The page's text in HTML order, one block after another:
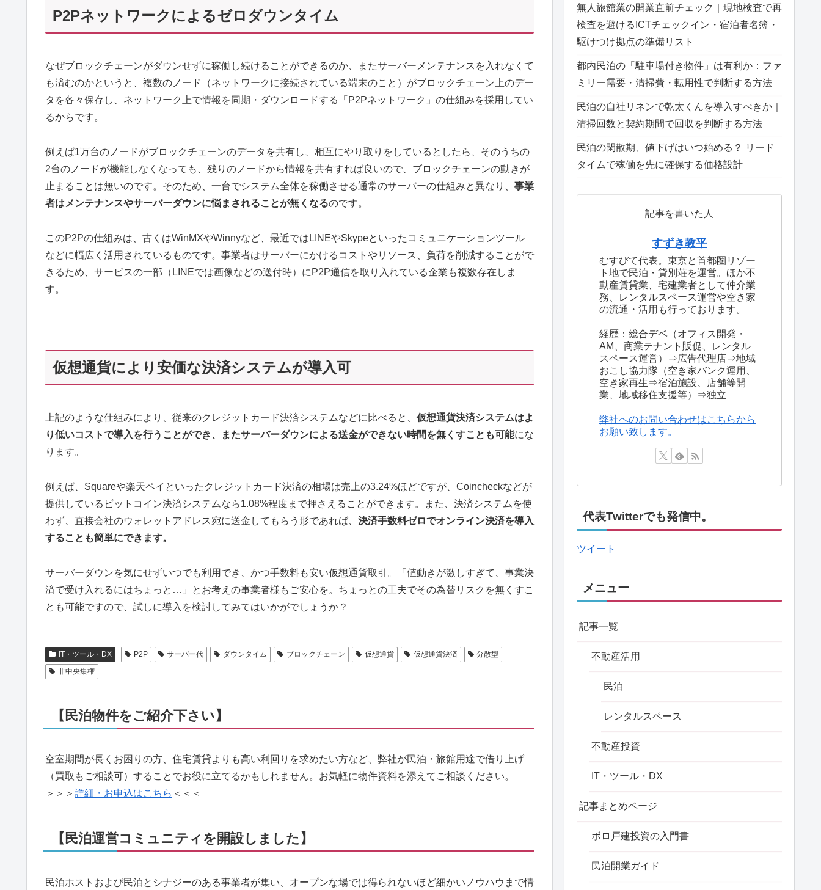
P2Pネットワークによるゼロダウンタイム
なぜブロックチェーンがダウンせずに稼働し続けることができるのか、またサーバーメンテナンスを入れなくて
も済むのかというと、複数のノード（ネットワークに接続されている端末のこと）がブロックチェーン上のデー
タを各々保存し、ネットワーク上で情報を同期・ダウンロードする「P2Pネットワーク」の仕組みを採用してい
るからです。
例えば1万台のノードがブロックチェーンのデータを共有し、相互にやり取りをしているとしたら、そのうちの
2台のノードが機能しなくなっても、残りのノードから情報を共有すれば良いので、ブロックチェーンの動きが
止まることは無いのです。そのため、一台でシステム全体を稼働させる通常のサーバーの仕組みと異なり、 事業
者はメンテナンスやサーバーダウンに悩まされることが無くなるのです。
このP2Pの仕組みは、古くはWinMXやWinnyなど、最近ではLINEやSkypeといったコミュニケーションツール
などに幅広く活用されているものです。事業者はサーバーにかけるコストやリソース、負荷を削減することがで
きるため、サービスの一部（LINEでは画像などの送付時）にP2P通信を取り入れている企業も複数存在しま
す。
仮想通貨により安価な決済システムが導入可
上記のような仕組みにより、従来のクレジットカード決済システムなどに比べると、 仮想通貨決済システムはよ
り低いコストで導入を行うことができ、またサーバーダウンによる送金ができない時間を無くすことも可能にな
ります。
例えば、Squareや楽天ペイといったクレジットカード決済の相場は売上の3.24%ほどですが、Coincheckなどが
提供しているビットコイン決済システムなら1.08%程度まで押さえることができます。また、決済システムを使
わず、直接会社のウォレットアドレス宛に送金してもらう形であれば、 決済手数料ゼロでオンライン決済を導入
することも簡単にできます。
サーバーダウンを気にせずいつでも利用でき、かつ手数料も安い仮想通貨取引。「値動きが激しすぎて、事業決
済で受け入れるにはちょっと…」とお考えの事業者様もご安心を。ちょっとの工夫でその為替リスクを無くすこ
とも可能ですので、試しに導入を検討してみてはいかがでしょうか？
IT・ツール・DX P2P サーバー代 ダウンタイム ブロックチェーン 仮想通貨 仮想通貨決済
分散型
非中央集権
【民泊物件をご紹介下さい】
空室期間が長くお困りの方、住宅賃貸よりも高い利回りを求めたい方など、弊社が民泊・旅館用途で借り上げ
（買取もご相談可）することでお役に立てるかもしれません。お気軽に物件資料を添えてご相談ください。
＞＞＞ 詳細・お申込はこちら ＜＜＜
【民泊運営コミュニティを開設しました】
民泊ホストおよび民泊とシナジーのある事業者が集い、オープンな場では得られないほど細かいノウハウまで情
無人旅館業の開業直前チェック｜現地検査で再
検査を避けるICTチェックイン・宿泊者名簿・
駆けつけ拠点の準備リスト
都内民泊の「駐車場付き物件」は有利か：ファ
ミリー需要・清掃費・転用性で判断する方法
民泊の自社リネンで乾太くんを導入すべきか｜
清掃回数と契約期間で回収を判断する方法
民泊の閑散期、値下げはいつ始める？ リード
タイムで稼働を先に確保する価格設計
記事を書いた人
すずき教平
むすびて代表。東京と首都圏リゾー
ト地で民泊・貸別荘を運営。ほか不
動産賃貸業、宅建業者として仲介業
務、レンタルスペース運営や空き家
の流通・活用も行っております。
経歴：総合デベ（オフィス開発・
AM、商業テナント販促、レンタル
スペース運営）⇒広告代理店⇒地域
おこし協力隊（空き家バンク運用、
空き家再生⇒宿泊施設、店舗等開
業、地域移住支援等）⇒独立
弊社へのお問い合わせはこちらから
お願い致します。
代表Twitterでも発信中。
ツイート
メニュー
記事一覧
不動産活用
民泊
レンタルスペース
不動産投資
IT・ツール・DX
記事まとめページ
ボロ戸建投資の入門書
民泊開業ガイド